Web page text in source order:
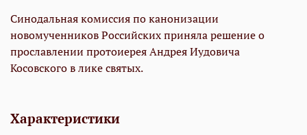
Синодальная комиссия по канонизации
новомученников Российских приняла решение о
прославлении протоиерея Андрея Иудовича
Косовского в лике святых.
Характеристики